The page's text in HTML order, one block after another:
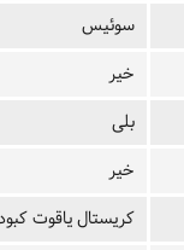
سوئیس
خیر
بلی
خیر
کریستال یاقوت